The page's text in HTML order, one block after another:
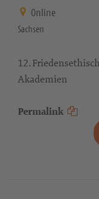
Online
Sachsen
12.
Akademien
Permalink